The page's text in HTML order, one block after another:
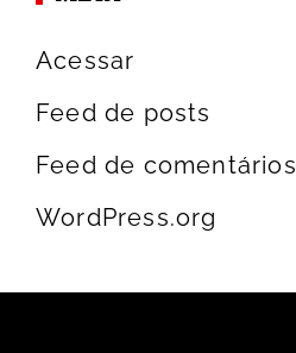
Acessar
Feed de posts
Feed de comentários
WordPress.org